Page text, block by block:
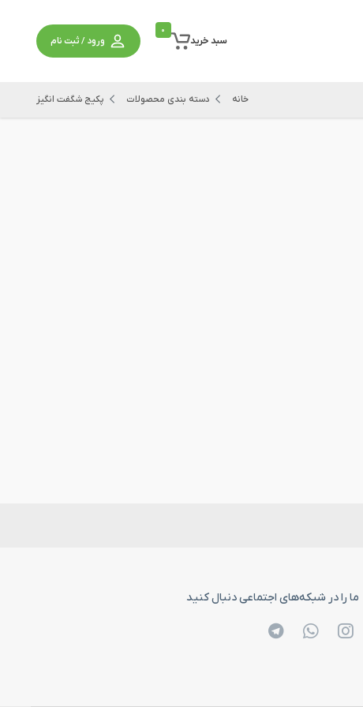
سبد خرید
0
ورود / ثبت نام
خانه دسته بندی محصولات پکیج شگفت انگیز
ما را در شبکه‌های اجتماعی دنبال کنید